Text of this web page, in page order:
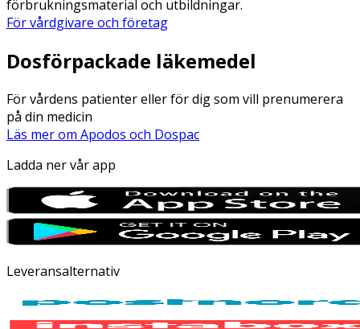
förbrukningsmaterial och utbildningar.
För vårdgivare och företag
Dosförpackade läkemedel
För vårdens patienter eller för dig som vill prenumerera
på din medicin
Läs mer om Apodos och Dospac
Ladda ner vår app
Leveransalternativ